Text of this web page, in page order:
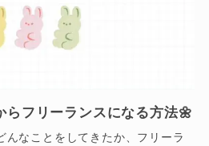
らフリーランスになる方法🌼
んなことをしてきたか、フリーラ